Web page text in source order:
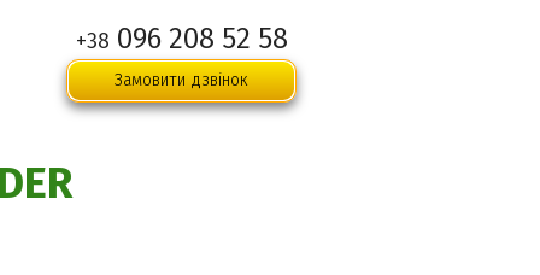
+38 096 208 52 58
Замовити дзвінок